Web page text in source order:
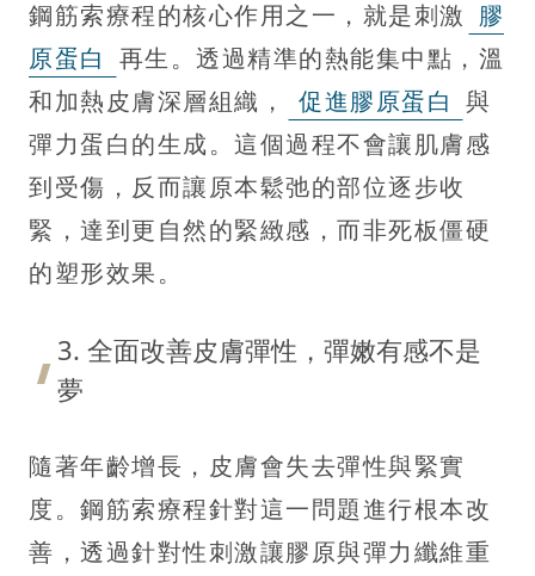
鋼筋索療程的核心作用之一，就是刺激 膠
原蛋白 再生。透過精準的熱能集中點，溫
和加熱皮膚深層組織，
促進膠原蛋白 與
彈力蛋白的生成。這個過程不會讓肌膚感
到受傷，反而讓原本鬆弛的部位逐步收
緊，達到更自然的緊緻感，而非死板僵硬
的塑形效果。
3. 全面改善皮膚彈性，彈嫩有感不是
夢
隨著年齡增長，皮膚會失去彈性與緊實
度。鋼筋索療程針對這一問題進行根本改
善，透過針對性刺激讓膠原與彈力纖維重